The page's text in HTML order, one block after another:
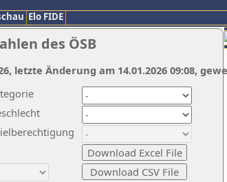
Elo FIDE
des ÖSB
letzte Änderung am 14.01.2026 09:08,